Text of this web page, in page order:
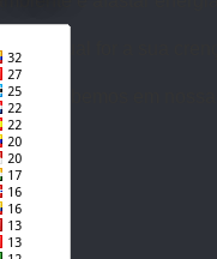
qual for a sua
recebemos em